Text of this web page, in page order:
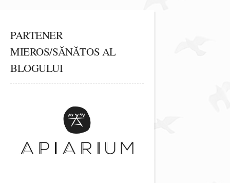
PARTENER
MIEROS/SĂNĂTOS AL
BLOGULUI